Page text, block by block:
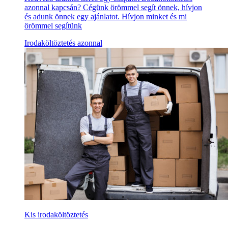
azonnal kapcsán? Cégünk örömmel segít önnek, hívjon
és adunk önnek egy ajánlatot. Hívjon minket és mi
örömmel segítünk
Irodaköltöztetés azonnal
Kis irodaköltöztetés